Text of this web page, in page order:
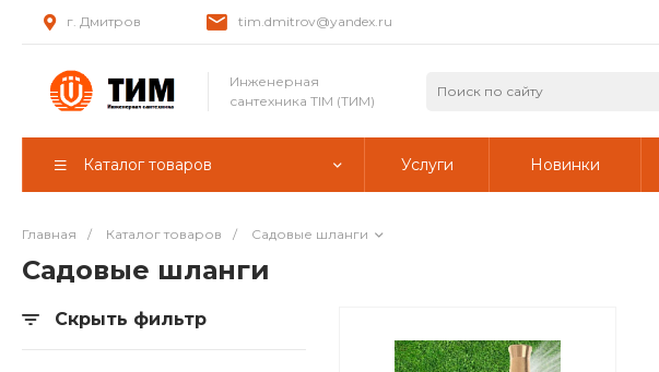
г. Дмитров tim.dmitrov@yandex.ru
Инженерная
сантехника TIM (ТИМ)
Каталог товаров Услуги Новинки
Главная / Каталог товаров / Садовые шланги
Садовые шланги
Скрыть фильтр